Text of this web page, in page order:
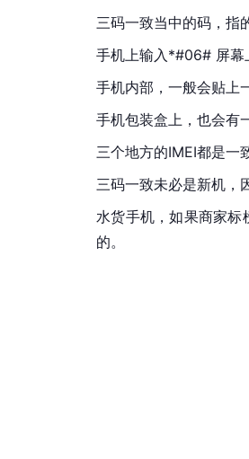
三码一致当中的码，指
手机上输入*#06# 屏幕
手机内部，一般会贴上
手机包装盒上，也会有
三个地方的IMEI都是一
三码一致未必是新机，
水货手机 ，如果商家
的。